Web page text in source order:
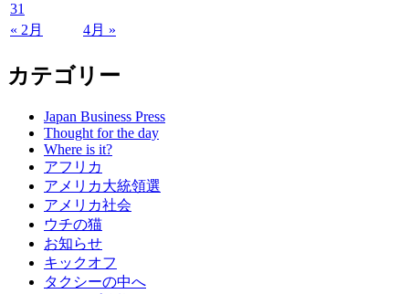
« 2月 4月 »
31
カテゴリー
Japan Business Press
Thought for the day
Where is it?
アフリカ
アメリカ大統領選
アメリカ社会
ウチの猫
お知らせ
キックオフ
タクシーの中へ